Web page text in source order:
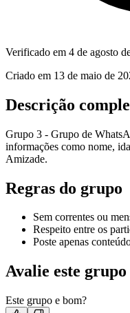
Verificado em 4 de agosto
Criado em 13 de maio de
Descrição
Grupo 3 - Grupo de
informações como nome,
Amizade.
Regras do grupo
Sem correntes ou
Respeito entre os
Poste apenas
Avalie este grupo
Este grupo e bom?